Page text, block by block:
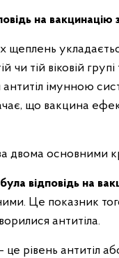
на вакцинацію
щеплень
чи тій віковій
імунною
що вакцина
двома основними
відповідь на
Це показник
антитіла.
це рівень антитіл